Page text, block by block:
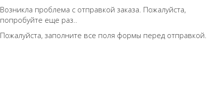
Возникла проблема с отправкой заказа. Пожалуйста,
попробуйте еще раз..
Пожалуйста, заполните все поля формы перед отправкой.